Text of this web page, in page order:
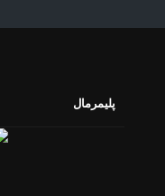
پلیمرمال